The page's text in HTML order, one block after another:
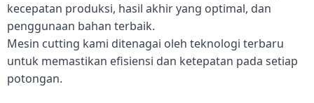
kecepatan produksi, hasil akhir yang optimal, dan
penggunaan bahan terbaik.
Mesin cutting kami ditenagai oleh teknologi terbaru
untuk memastikan efisiensi dan ketepatan pada setiap
potongan.